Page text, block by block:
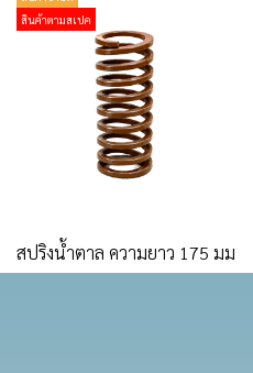
สินค้าตามสเปค
สปริงน้ำตาล ความยาว 175 มม